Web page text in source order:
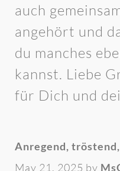
auch
angehört und
du manches
kannst. Liebe
für Dich und
Anregend,
May 21, 2025 by